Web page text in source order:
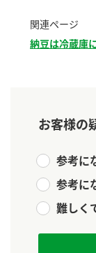
スペシャルサイ
ぽん酢サワー
鍋奉行マニュ
ミツカンのCM
ロングセラー
人気商品 ＋
キ
よくあるご質問
関連ページ
納豆は冷蔵庫
お客様の
参考に
参考に
難しく